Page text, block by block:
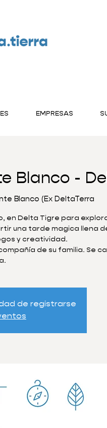
EMPRESAS
Blanco -
Blanco (Ex DeltaTerra
en Delta Tigre para
una tarde magica llena
y creatividad.
de su familia. Se
de registrarse